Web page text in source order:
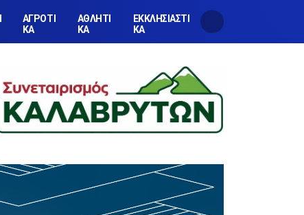
ΑΓΡΟΤΙ
ΚΑ
ΑΘΛΗΤΙ
ΚΑ
ΕΚΚΛΗΣΙΑΣΤΙ
ΚΑ